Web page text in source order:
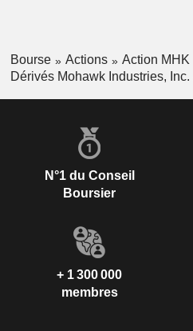
Bourse Actions
Action MHK
Dérivés Mohawk Industries, Inc.
N°1 du Conseil
Boursier
+ 1 300 000
membres